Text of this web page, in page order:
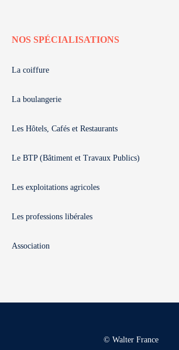
NOS SPÉCIALISATIONS
La coiffure
La boulangerie
Les Hôtels, Cafés et Restaurants
Le BTP (Bâtiment et Travaux Publics)
Les exploitations agricoles
Les professions libérales
Association
© Walter France